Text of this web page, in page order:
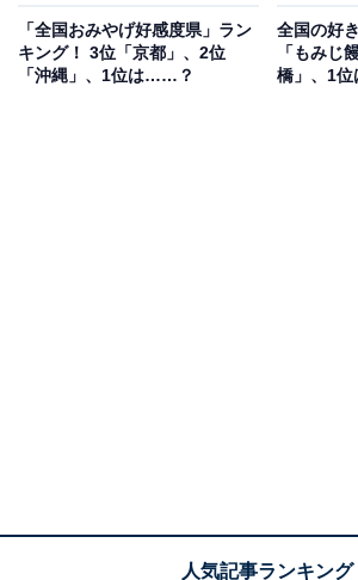
他にも、「甘くて歯ごたえがあるので
ころが好き」（30代男性／大阪府）、
「全国おみやげ好感度県」ラン
キング！ 3位「京都」、2位
「沖縄」、1位は……？
全国の好
「もみじ
橋」、1位